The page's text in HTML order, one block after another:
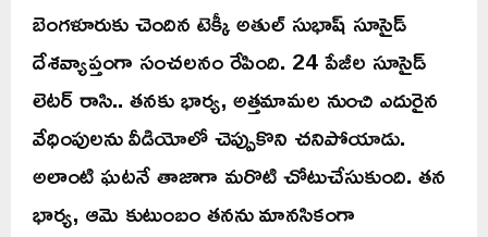
బెంగళూరుకు చెందిన టెక్కీ అతుల్ సుభాష్ సూసైడ్
దేశవ్యాప్తంగా సంచలనం రేపింది. 24 పేజీల సూసైడ్
లెటర్ రాసి.. తనకు భార్య, అత్తమామల నుంచి ఎదురైన
వేధింపులను వీడియోలో చెప్పుకొని చనిపోయాడు.
అలాంటి ఘటనే తాజాగా మరొటి చోటుచేసుకుంది. తన
భార్య, ఆమె కుటుంబం తనను మానసికంగా